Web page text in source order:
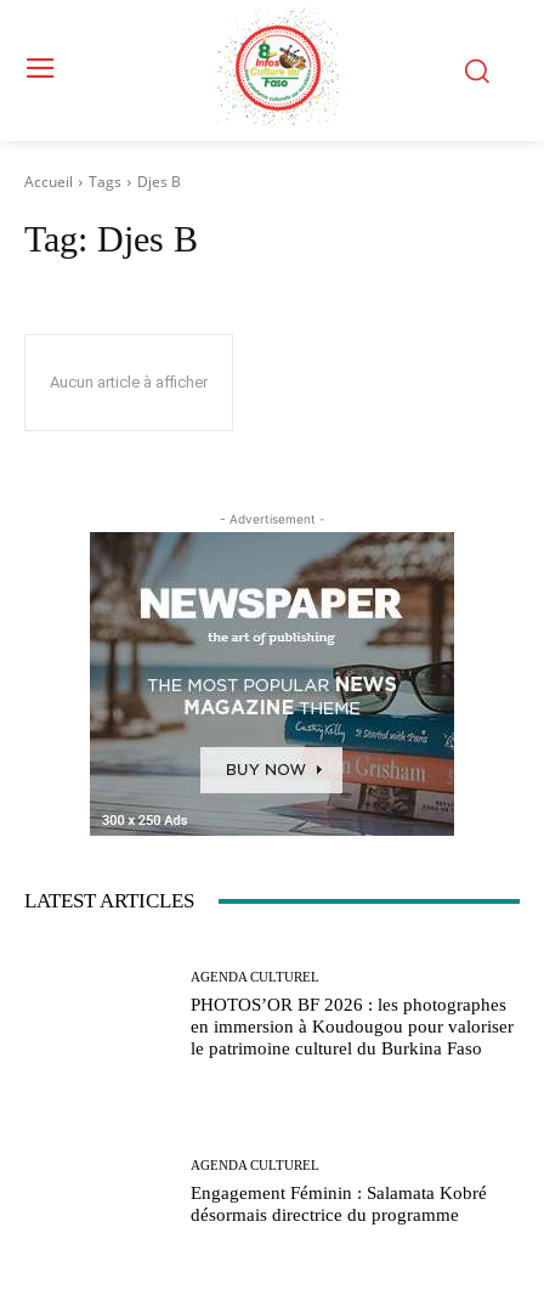
Accueil Tags Djes B
Tag: Djes B
Aucun article à afficher
- Advertisement -
LATEST ARTICLES
AGENDA CULTUREL
PHOTOS’OR BF 2026 : les photographes
en immersion à Koudougou pour valoriser
le patrimoine culturel du Burkina Faso
AGENDA CULTUREL
Engagement Féminin : Salamata Kobré
désormais directrice du programme